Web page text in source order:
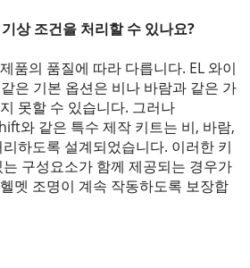
상 조건을 처리할 수 있나요?
품의 품질에 따라 다릅니다. EL 와이
은 기본 옵션은 비나 바람과 같은 가
못할 수 있습니다. 그러나
와 같은 특수 제작 키트는 비, 바람,
하도록 설계되었습니다. 이러한 키
구성요소가 함께 제공되는 경우가
멧 조명이 계속 작동하도록 보장합